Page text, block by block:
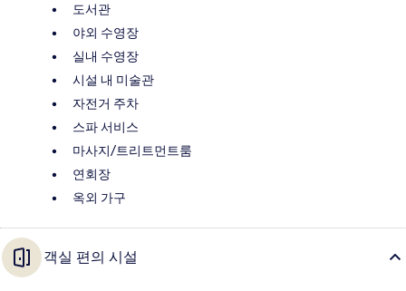
도서관
야외 수영장
실내 수영장
시설 내 미술관
자전거 주차
스파 서비스
마사지/트리트먼트룸
연회장
옥외 가구
객실 편의 시설